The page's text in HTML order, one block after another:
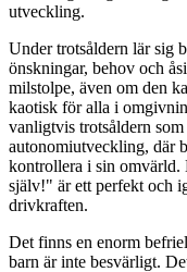
utveckling.
Under trotsåldern lär sig
önskningar, behov och
milstolpe, även om den
kaotisk för alla i
vanligtvis trotsåldern
autonomiutveckling, där
kontrollera i sin omvärld.
själv!" är ett perfekt och
drivkraften.
Det finns en enorm
barn är inte besvärligt.